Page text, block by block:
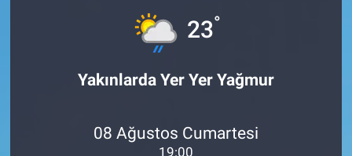
23°
Yakınlarda Yer Yer Yağmur
08 Ağustos Cumartesi
19:00
Erişim Bilgileri